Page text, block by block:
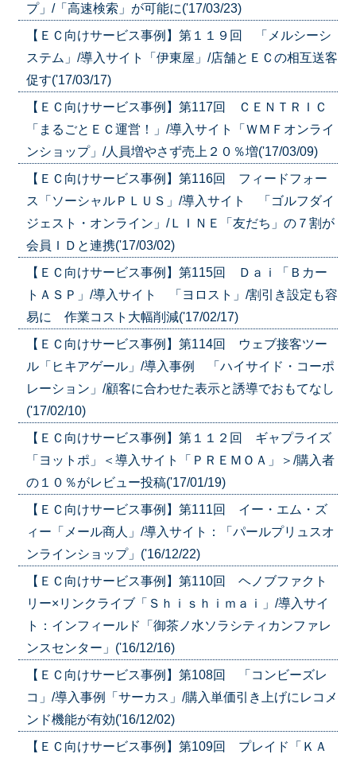
プ」/「高速検索」が可能に('17/03/23)
【ＥＣ向けサービス事例】第１１９回 「メルシーシ
ステム」/導入サイト「伊東屋」/店舗とＥＣの相互送客
促す('17/03/17)
【ＥＣ向けサービス事例】第117回 ＣＥＮＴＲＩＣ
「まるごとＥＣ運営！」/導入サイト「ＷＭＦオンライ
ンショップ」/人員増やさず売上２０％増('17/03/09)
【ＥＣ向けサービス事例】第116回 フィードフォー
ス「ソーシャルＰＬＵＳ」/導入サイト 「ゴルフダイ
ジェスト・オンライン」/ＬＩＮＥ「友だち」の７割が
会員ＩＤと連携('17/03/02)
【ＥＣ向けサービス事例】第115回 Ｄａｉ「Ｂカー
トＡＳＰ」/導入サイト 「ヨロスト」/割引き設定も容
易に 作業コスト大幅削減('17/02/17)
【ＥＣ向けサービス事例】第114回 ウェブ接客ツー
ル「ヒキアゲール」/導入事例 「ハイサイド・コーポ
レーション」/顧客に合わせた表示と誘導でおもてなし
('17/02/10)
【ＥＣ向けサービス事例】第１１２回 ギャプライズ
「ヨットポ」＜導入サイト「ＰＲＥＭＯＡ」＞/購入者
の１０％がレビュー投稿('17/01/19)
【ＥＣ向けサービス事例】第111回 イー・エム・ズ
ィー「メール商人」/導入サイト：「パールプリュスオ
ンラインショップ」('16/12/22)
【ＥＣ向けサービス事例】第110回 ヘノブファクト
リー×リンクライブ「Ｓｈｉｓｈｉｍａｉ」/導入サイ
ト：インフィールド「御茶ノ水ソラシティカンファレ
ンスセンター」('16/12/16)
【ＥＣ向けサービス事例】第108回 「コンビーズレ
コ」/導入事例「サーカス」/購入単価引き上げにレコメ
ンド機能が有効('16/12/02)
【ＥＣ向けサービス事例】第109回 プレイド「ＫＡ